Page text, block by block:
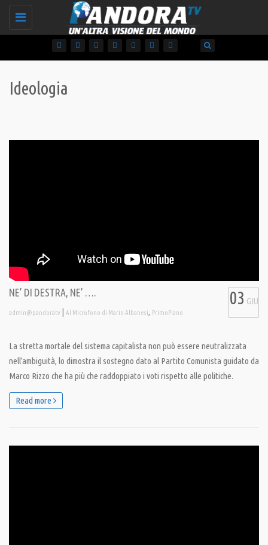
Toggle
Ideologia
NE’ DI DESTRA, NE’ ….
admin@pandoratv | Al Microfono di Mario Albanesi, PrimoPiano
03 GIU
La stretta mortale del sistema capitalista non può essere neutralizzata
nell’ambiguità, lo dimostra il sostegno dato al Partito Comunista guidato da
Marco Rizzo che ha più che raddoppiato i voti rispetto alle politiche.
Read more